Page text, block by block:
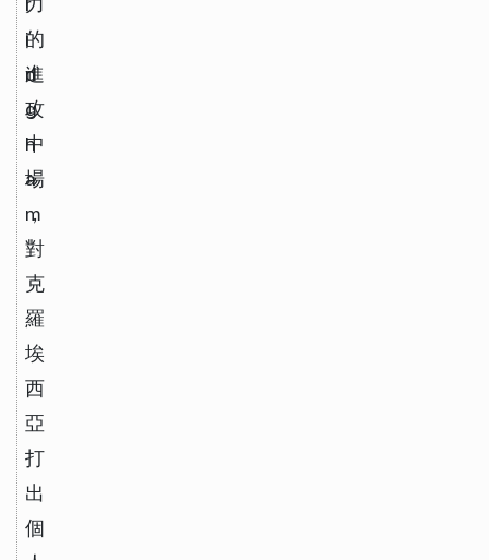
i
n
g
h
a
m
i
d
的
進
攻
中
場
，
對
克
羅
埃
西
亞
打
出
個